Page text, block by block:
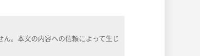
。本文の内容への信頼によって生じ